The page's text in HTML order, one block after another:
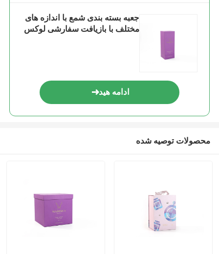
جعبه بسته بندی شمع با اندازه های
مختلف با بازیافت سفارشی لوکس
ادامه هید
محصولات توصیه شده